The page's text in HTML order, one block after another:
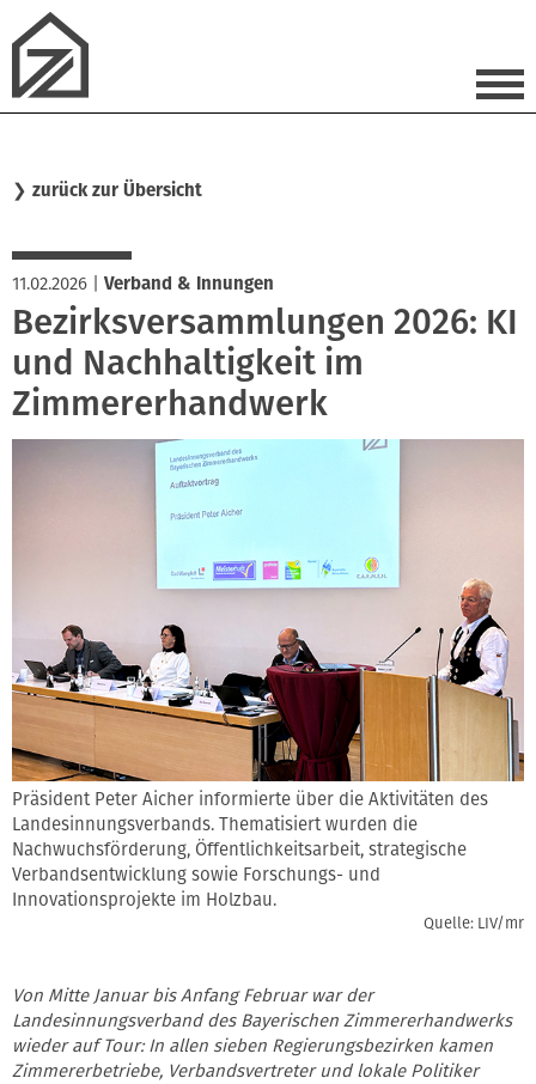
❯ zurück zur Übersicht
11.02.2026 Verband & Innungen
Bezirksversammlungen 2026: KI
und Nachhaltigkeit im
Zimmererhandwerk
Präsident Peter Aicher informierte über die Aktivitäten des
Landesinnungsverbands. Thematisiert wurden die
Nachwuchsförderung, Öffentlichkeitsarbeit, strategische
Verbandsentwicklung sowie Forschungs- und
Innovationsprojekte im Holzbau.
Quelle: LIV/mr
Von Mitte Januar bis Anfang Februar war der
Landesinnungsverband des Bayerischen Zimmererhandwerks
wieder auf Tour: In allen sieben Regierungsbezirken kamen
Zimmererbetriebe, Verbandsvertreter und lokale Politiker